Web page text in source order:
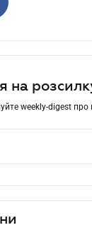
на
weekly-digest про